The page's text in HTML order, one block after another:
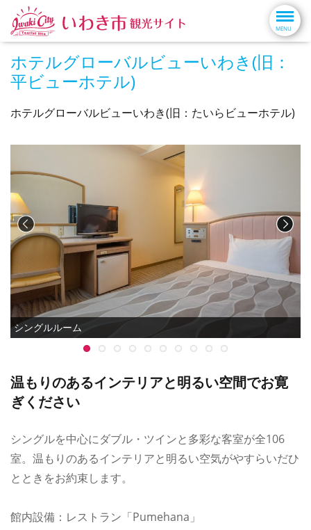
ホテルグローバルビューいわき(旧：
平ビューホテル)
ホテルグローバルビューいわき(旧：たいらビューホテル)
シングルルーム
温もりのあるインテリアと明るい空間でお寛
ぎください
シングルを中心にダブル・ツインと多彩な客室が全106
室。温もりのあるインテリアと明るい空気がやすらいだひ
とときをお約束します。
館内設備：レストラン「Pumehana」